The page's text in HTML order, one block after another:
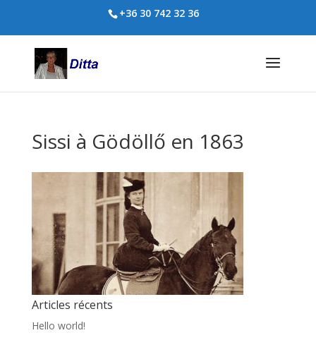
+36 30 742 32 36
Sissi à Gödöllő en 1863
Articles récents
Hello world!